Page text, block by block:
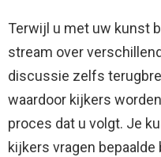
Terwijl u met uw kunst
stream over
discussie zelfs
waardoor kijkers
proces dat u volgt. Je
kijkers vragen